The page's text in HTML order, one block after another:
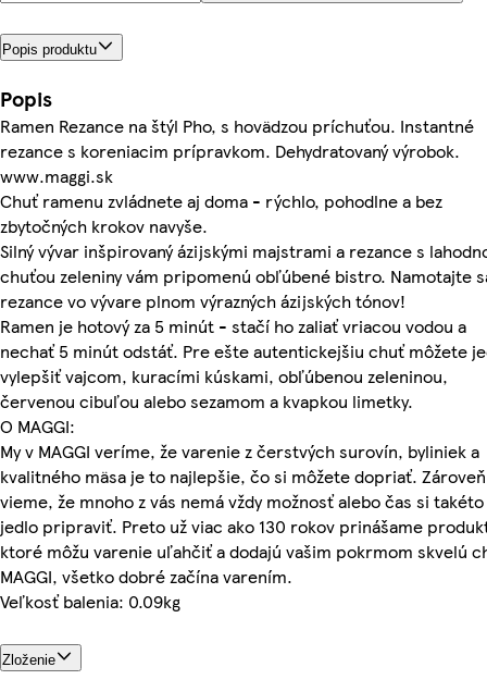
Popis produktu
Popis
Ramen Rezance na štýl Pho, s hovädzou príchuťou. Instantné
rezance s koreniacim prípravkom. Dehydratovaný výrobok.
www.maggi.sk
Chuť ramenu zvládnete aj doma - rýchlo, pohodlne a bez
zbytočných krokov navyše.
Silný vývar inšpirovaný ázijskými majstrami a rezance s
chuťou zeleniny vám pripomenú obľúbené bistro. Namotajte
rezance vo vývare plnom výrazných ázijských tónov!
Ramen je hotový za 5 minút - stačí ho zaliať vriacou vodou a
nechať 5 minút odstáť. Pre ešte autentickejšiu chuť môžete
vylepšiť vajcom, kuracími kúskami, obľúbenou zeleninou,
červenou cibuľou alebo sezamom a kvapkou limetky.
O MAGGI:
My v MAGGI veríme, že varenie z čerstvých surovín, byliniek a
kvalitného mäsa je to najlepšie, čo si môžete dopriať. Zároveň
vieme, že mnoho z vás nemá vždy možnosť alebo čas si takéto
jedlo pripraviť. Preto už viac ako 130 rokov prinášame
ktoré môžu varenie uľahčiť a dodajú vašim pokrmom skvelú
MAGGI, všetko dobré začína varením.
Veľkosť balenia: 0.09kg
Zloženie